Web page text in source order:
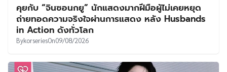
คุยกับ “จินซอนกยู” นักแสดงมากฝีมือผู้ไม่เคยหยุด
ถ่ายทอดความจริงใจผ่านการแสดง หลัง Husbands
in Action ดังทั่วโลก
BykorseriesOn09/08/2026